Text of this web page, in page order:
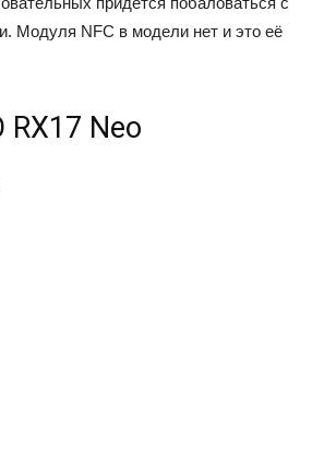
Модуля NFC в модели нет и это её
Neo